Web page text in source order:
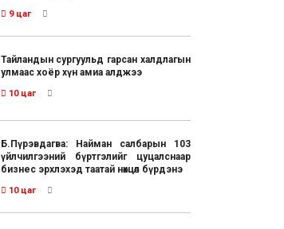
9 цаг
Тайландын сургуульд гарсан халдлагын
улмаас хоёр хүн амиа алджээ
10 цаг
Б.Пүрэвдагва: Найман салбарын 103
үйлчилгээний бүртгэлийг цуцалснаар
бизнес эрхлэхэд таатай нөхцөл бүрдэнэ
10 цаг